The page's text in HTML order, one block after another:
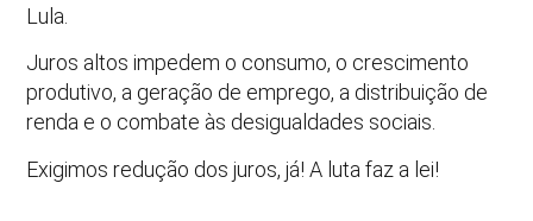
Lula.
Juros altos impedem o consumo, o crescimento
produtivo, a geração de emprego, a distribuição de
renda e o combate às desigualdades sociais.
Exigimos redução dos juros, já! A luta faz a lei!